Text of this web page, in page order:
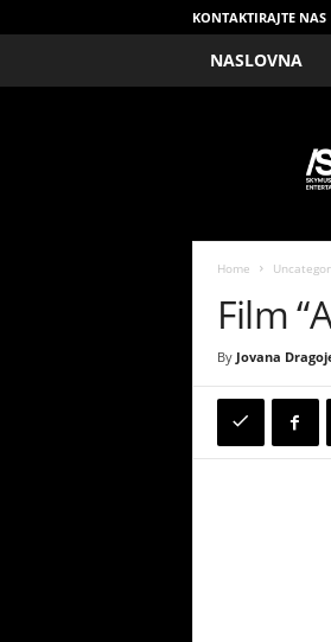
KONTAKTIRAJTE NAS
NASLOVNA
Home
Film
By Jovana